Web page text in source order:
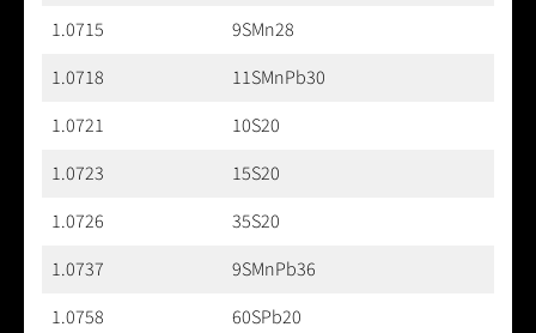
1.0715
9SMn28
1.0718
11SMnPb30
1.0721
10S20
1.0723
15S20
1.0726
35S20
1.0737
9SMnPb36
1.0758
60SPb20